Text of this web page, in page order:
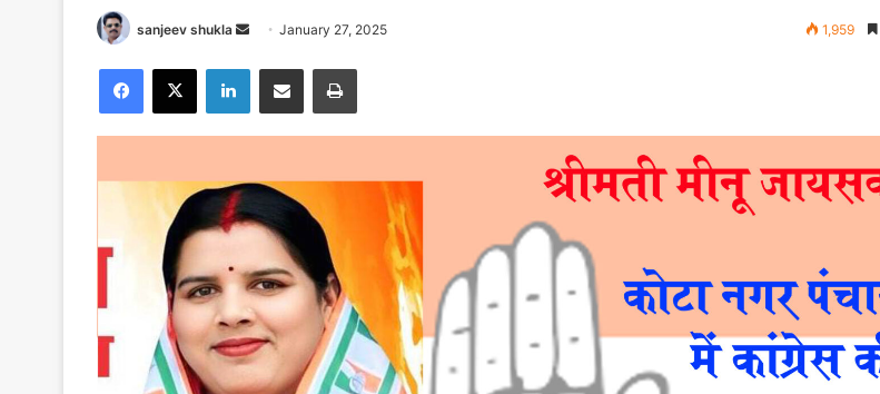
sanjeev shukla
Send
email
January 27, 2025 1,959
Facebook
X LinkedInShare via Email Print